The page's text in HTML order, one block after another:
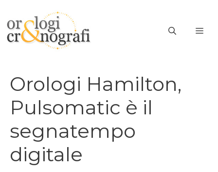
contenuto
Orologi Hamilton,
Pulsomatic è il
segnatempo
digitale